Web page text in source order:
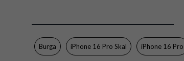
Egenskaper
Färg
Material
Burga iPhone 16 Pro Skal iPhone 16 Pro